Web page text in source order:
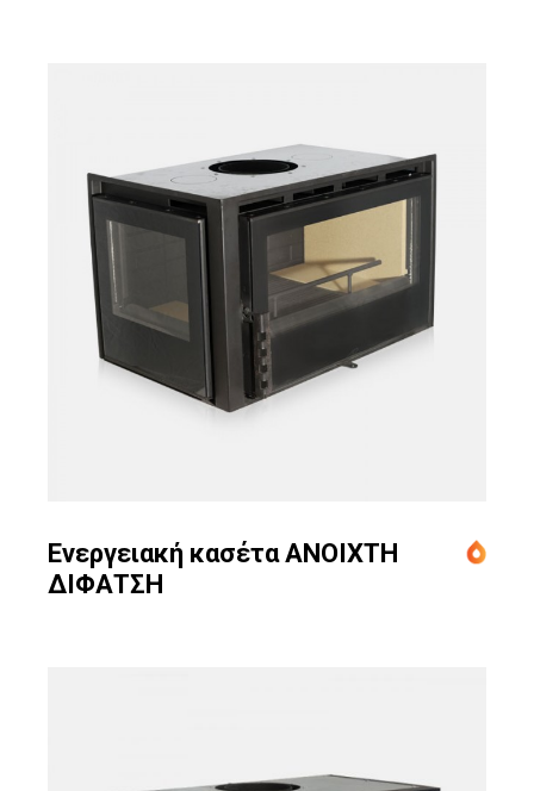
Ενεργειακή κασέτα ΑΝΟΙΧΤΗ
ΔΙΦΑΤΣΗ